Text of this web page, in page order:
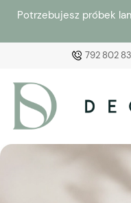
Potrzebujesz próbek
792 802